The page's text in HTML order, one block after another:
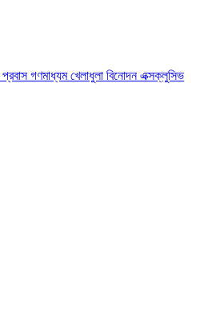
প্রবাসগণমাধ্যমখেলাধুলা বিনোদনএক্সক্লুসিভ